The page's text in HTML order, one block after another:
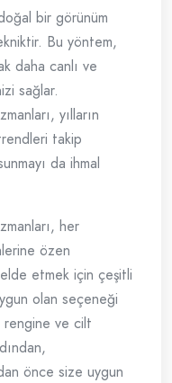
bir görünüm
Bu yöntem,
daha canlı ve
sağlar.
yılların
takip
da ihmal
her
özen
etmek için çeşitli
olan seçeneği
rengine ve cilt
önce size uygun